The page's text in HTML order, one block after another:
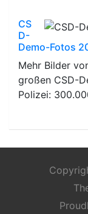
CS
D-
Demo-Fotos
Mehr Bilder
großen CSD-
Polizei: